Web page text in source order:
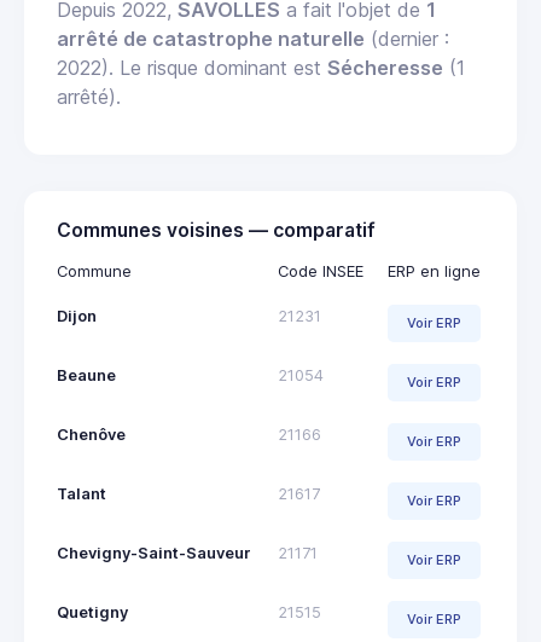
Depuis 2022, SAVOLLES a fait l'objet de 1
arrêté de catastrophe naturelle (dernier :
2022). Le risque dominant est Sécheresse (1
arrêté).
Communes voisines — comparatif
Commune Code INSEE ERP en ligne
Dijon 21231 Voir ERP
Beaune 21054 Voir ERP
Chenôve 21166 Voir ERP
Talant 21617 Voir ERP
Chevigny-Saint-Sauveur 21171 Voir ERP
Quetigny 21515 Voir ERP